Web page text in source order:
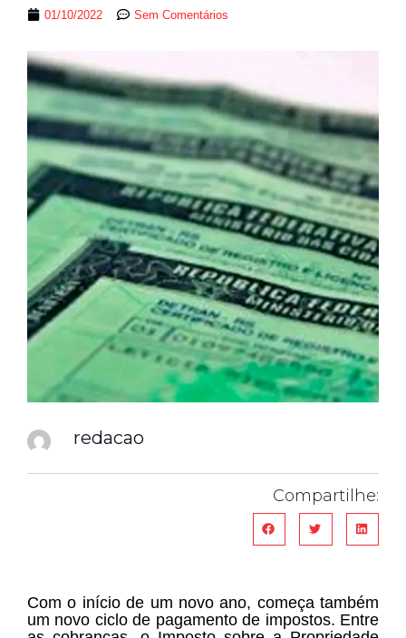
01/10/2022 Sem Comentários
redacao
Compartilhe:
Com o início de um novo ano, começa também
um novo ciclo de pagamento de impostos. Entre